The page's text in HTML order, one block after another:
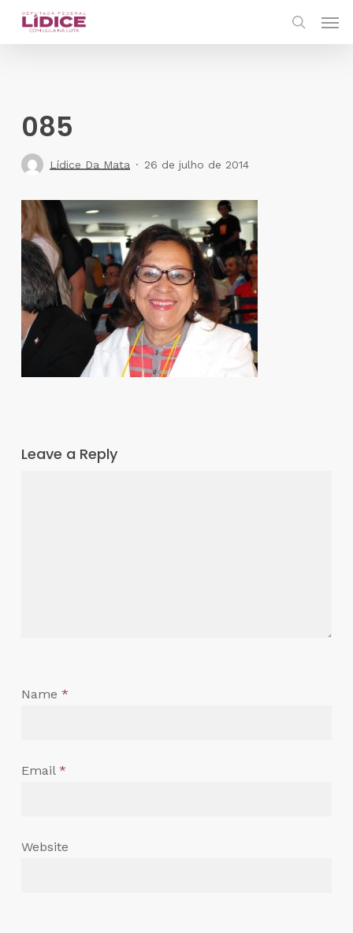
Skip
085
Lídice Da Mata 26 de julho de 2014
Leave a Reply
Name *
Email *
Website